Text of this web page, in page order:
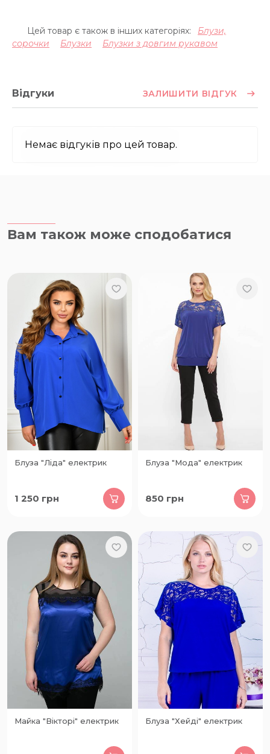
Цей товар є також в інших категоріях:
Блузи,
сорочки
Блузки Блузки з довгим рукавом
Відгуки ЗАЛИШИТИ ВІДГУК
Немає відгуків про цей товар.
Вам також може сподобатися
Блуза "Ліда" електрик
1 250 грн
Блуза "Мода" електрик
850 грн
Майка "Вікторі" електрик Блуза "Хейді" електрик